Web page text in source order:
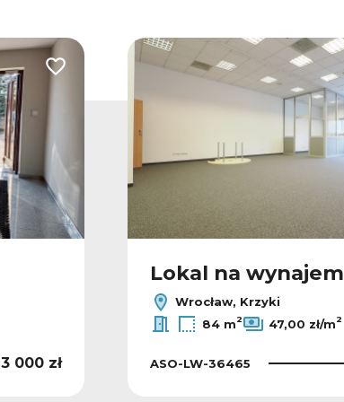
Dodaj do ulubionych
3 000 zł
Lokal na wynajem
Wrocław, Krzyki
84 m2 47,00 zł/m2
ASO-LW-36465